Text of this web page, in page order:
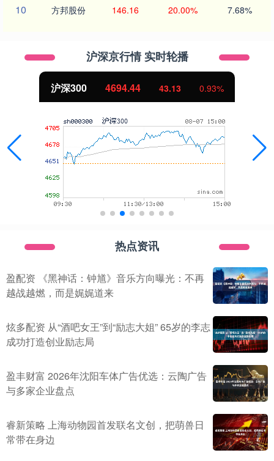
10 方邦股份 146.16 20.00% 7.68%
沪深京行情 实时轮播
沪深300 4694.44 43.13 0.93%
热点资讯
盈配资 《黑神话：钟馗》音乐方向曝光：不再
越战越燃，而是娓娓道来
炫多配资 从“酒吧女王”到“励志大姐” 65岁的李志
成功打造创业励志局
盈丰财富 2026年沈阳车体广告优选：云陶广告
与多家企业盘点
睿新策略 上海动物园首发联名文创，把萌兽日
常带在身边